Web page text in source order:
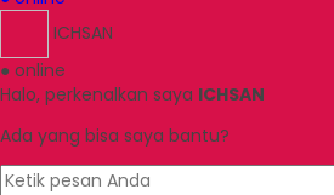
ICHSAN
● online
Halo, perkenalkan saya ICHSAN
Ada yang bisa saya bantu?